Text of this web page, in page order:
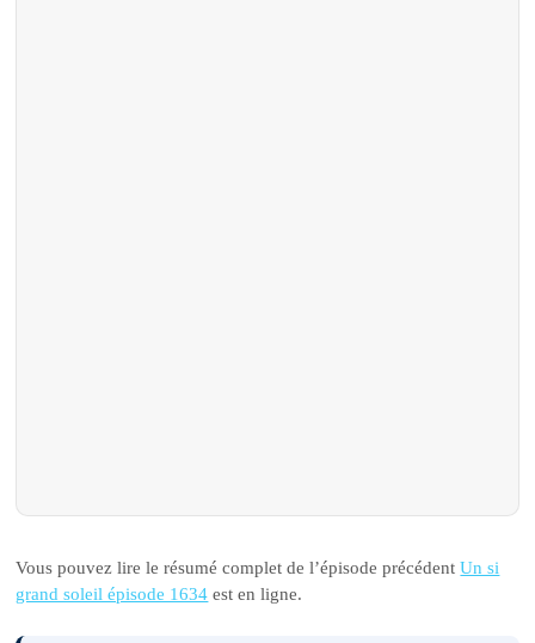
Vous pouvez lire le résumé complet de l’épisode précédentUn si
grand soleil épisode 1634 est en ligne.